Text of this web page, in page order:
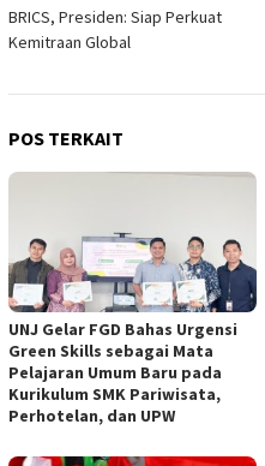
BRICS, Presiden: Siap Perkuat
Kemitraan Global
POS TERKAIT
UNJ Gelar FGD Bahas Urgensi
Green Skills sebagai Mata
Pelajaran Umum Baru pada
Kurikulum SMK Pariwisata,
Perhotelan, dan UPW